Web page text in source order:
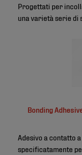
Progettati per
una varietà serie di
Bonding
Adesivo a contatto
specificatamente